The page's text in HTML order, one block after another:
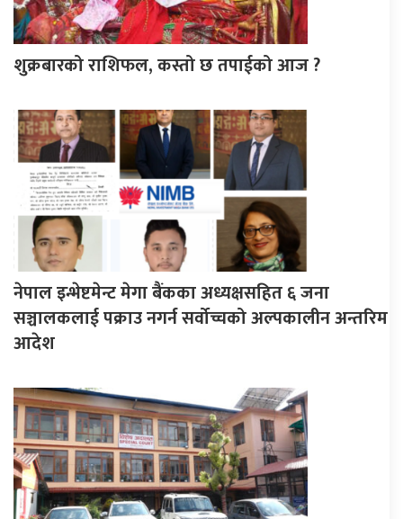
शुक्रबारको राशिफल, कस्तो छ तपाईको आज ?
नेपाल इन्भेष्टमेन्ट मेगा बैंकका अध्यक्षसहित ६ जना
सञ्चालकलाई पक्राउ नगर्न सर्वोच्चको अल्पकालीन अन्तरिम
आदेश